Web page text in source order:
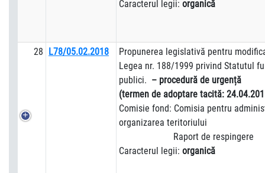
Caracterul legii: organică
28 L78/05.02.2018
Propunerea legislativă pentru
Legea nr. 188/1999 privind Statutul
publici. – procedură de urgență
(termen de adoptare tacită:
Comisie fond: Comisia pentru
organizarea teritoriului
Raport de respingere
Caracterul legii: organică